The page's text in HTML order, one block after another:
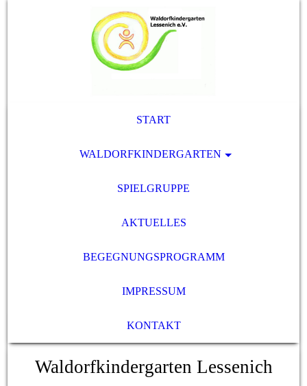
START
WALDORFKINDERGARTEN
SPIELGRUPPE
AKTUELLES
BEGEGNUNGSPROGRAMM
IMPRESSUM
KONTAKT
Waldorfkindergarten Lessenich